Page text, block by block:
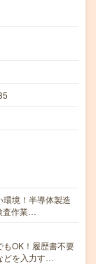
境！半導体製造
査作業…
OK！履歴書不要
どを入力す…